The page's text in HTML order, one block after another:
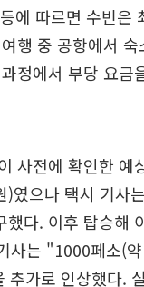
에 따르면 수빈은
행 중 공항에서
정에서 부당 요금
사전에 확인한 예
)였으나 택시 기사
했다. 이후 탑승해
사는 "1000페소(
추가로 인상했다.